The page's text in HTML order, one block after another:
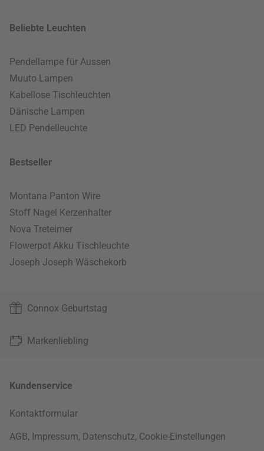
Beliebte Leuchten
Pendellampe für Aussen
Muuto Lampen
Kabellose Tischleuchten
Dänische Lampen
LED Pendelleuchte
Bestseller
Montana Panton Wire
Stoff Nagel Kerzenhalter
Nova Treteimer
Flowerpot Akku Tischleuchte
Joseph Joseph Wäschekorb
Connox Geburtstag
Markenliebling
Kundenservice
Kontaktformular
AGB, Impressum, Datenschutz, Cookie-Einstellungen